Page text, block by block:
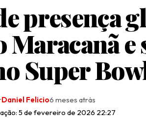
presença
Maracanã e
Super
5 de fevereiro de 2026 22:27
Daniel Felicio6 meses atrás